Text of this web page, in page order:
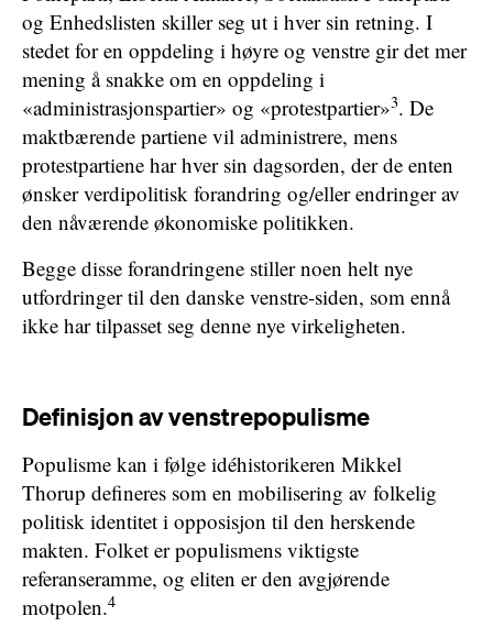
og Enhedslisten skiller seg ut i hver sin retning. I
stedet for en oppdeling i høyre og venstre gir det mer
mening å snakke om en oppdeling i
«administrasjonspartier» og «protestpartier»3. De
maktbærende partiene vil administrere, mens
protestpartiene har hver sin dagsorden, der de enten
ønsker verdipolitisk forandring og/eller endringer av
den nåværende økonomiske politikken.
Begge disse forandringene stiller noen helt nye
utfordringer til den danske venstre-siden, som ennå
ikke har tilpasset seg denne nye virkeligheten.
Definisjon av venstrepopulisme
Populisme kan i følge idéhistorikeren Mikkel
Thorup defineres som en mobilisering av folkelig
politisk identitet i opposisjon til den herskende
makten. Folket er populismens viktigste
referanseramme, og eliten er den avgjørende
motpolen.4